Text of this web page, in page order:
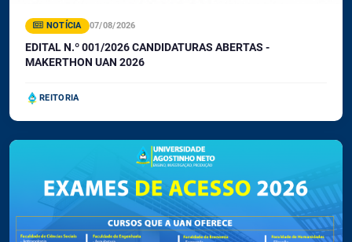
NOTÍCIA 07/08/2026
EDITAL N.º 001/2026 CANDIDATURAS ABERTAS -
MAKERTHON UAN 2026
REITORIA